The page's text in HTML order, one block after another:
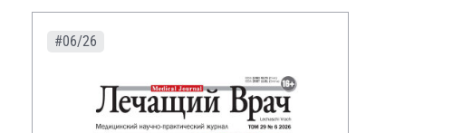
#06/26